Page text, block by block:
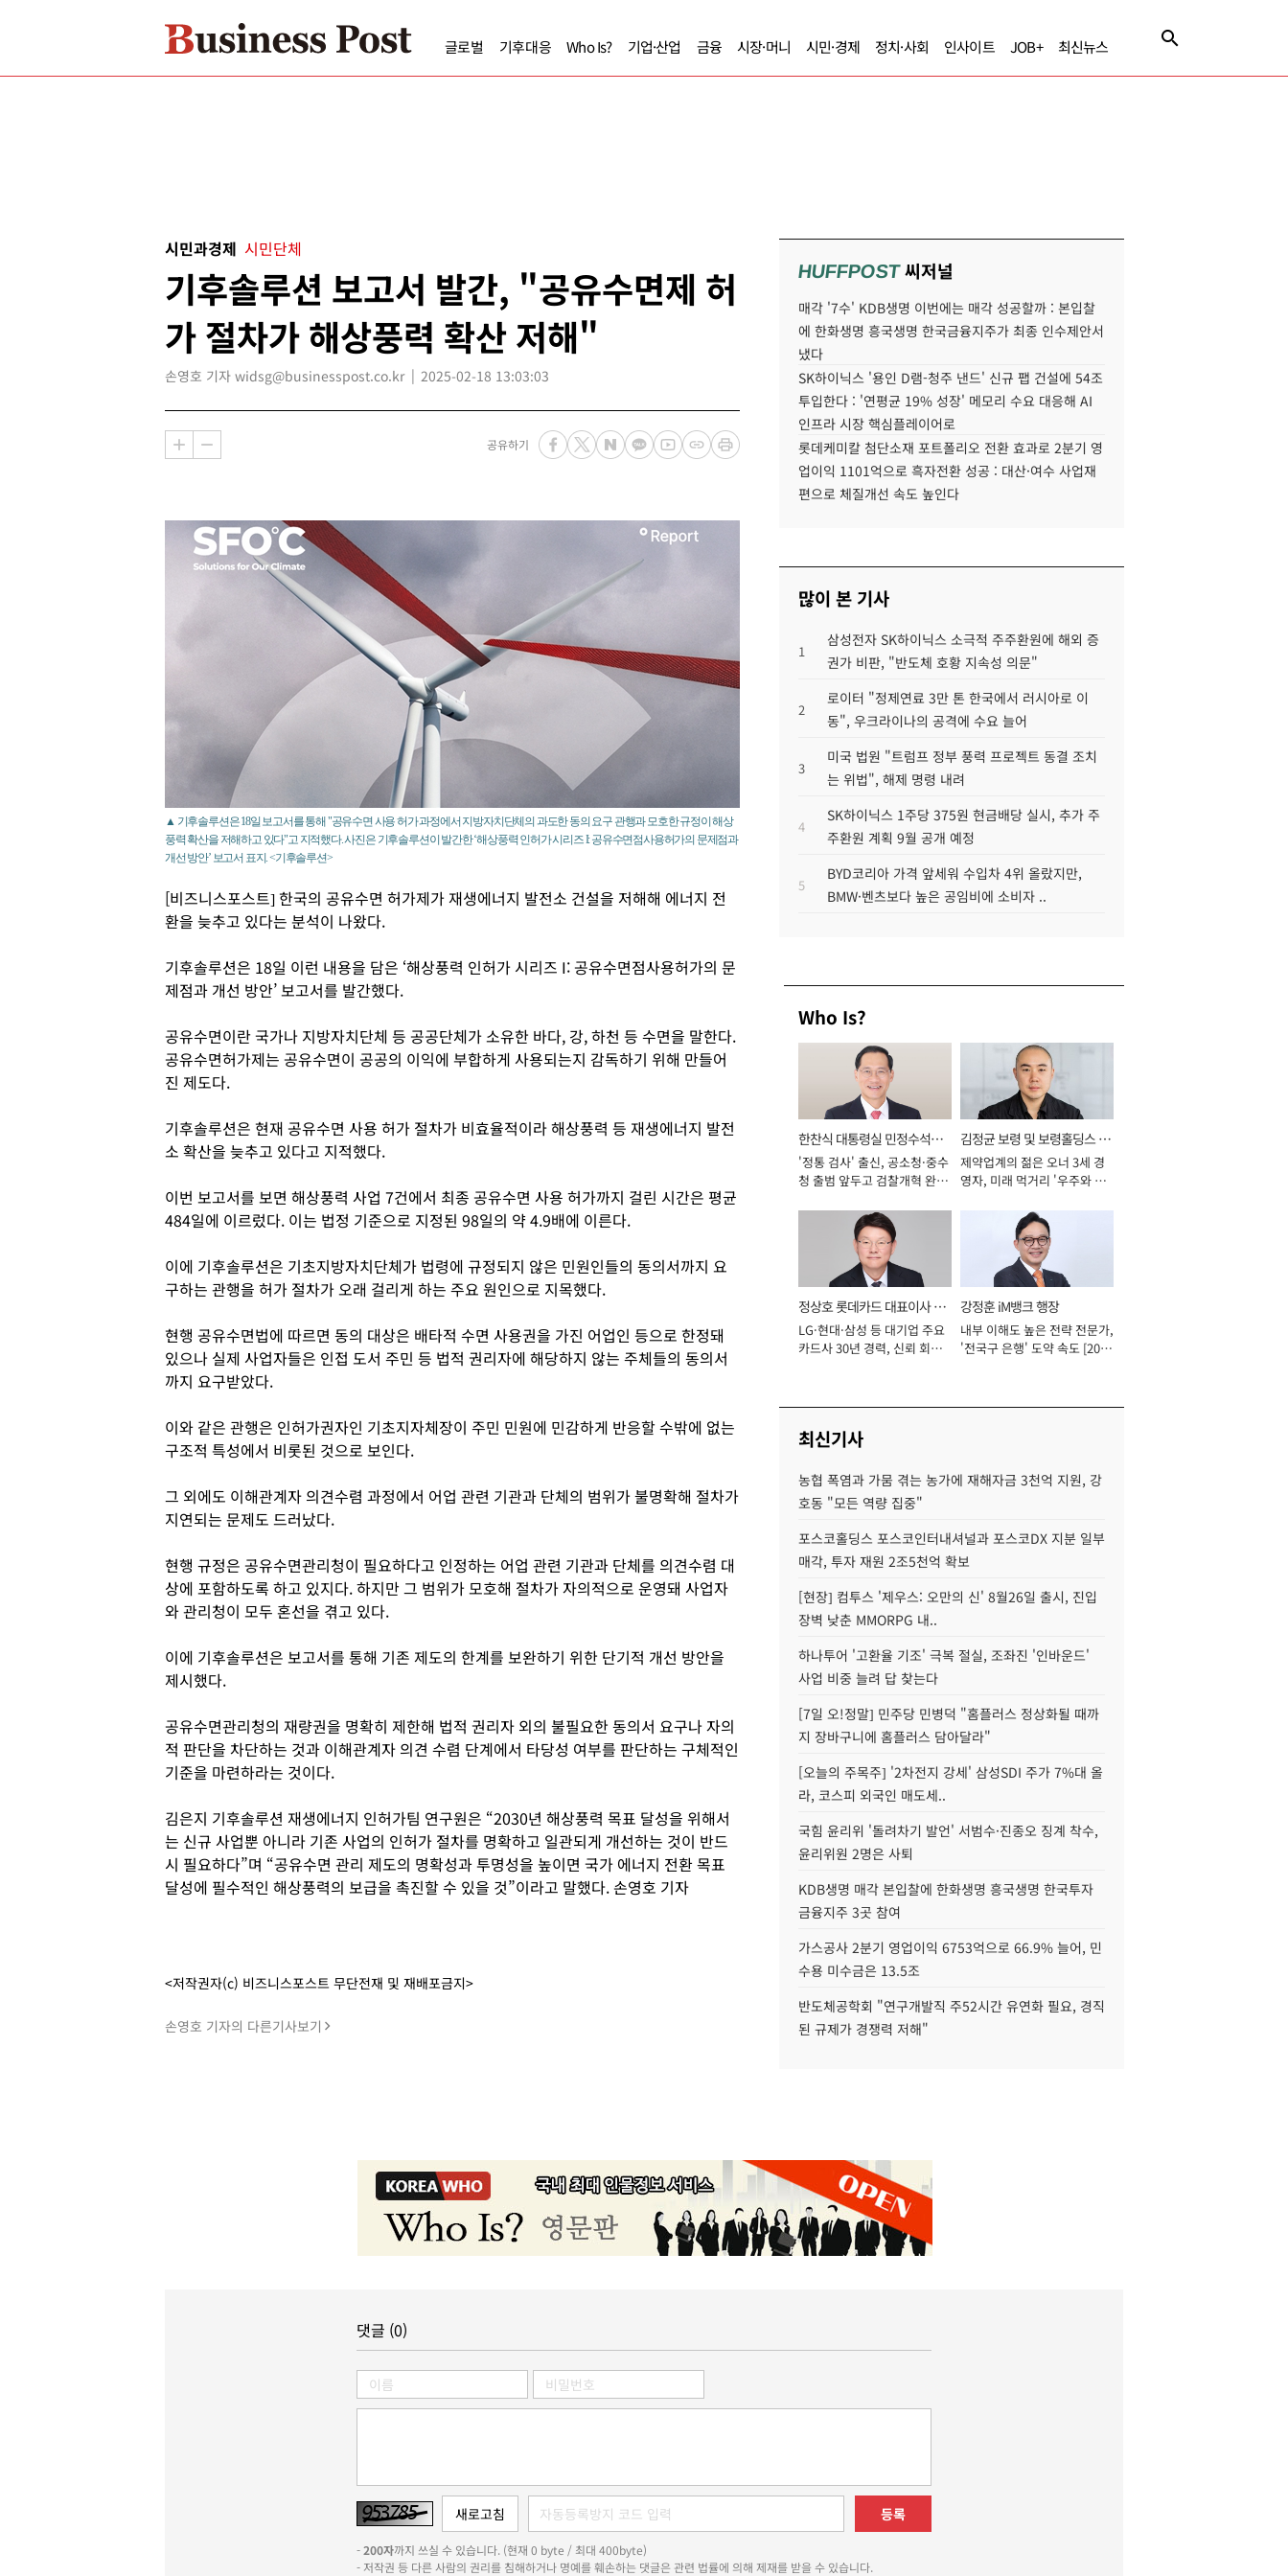
글로벌 기후대응 Who Is? 기업·산업 금융 시장·머니 시민·경제 정치·사회 인사이트 JOB+ 최신뉴스
시민과경제 시민단체
기후솔루션 보고서 발간, "공유수면제 허
가 절차가 해상풍력 확산 저해"
손영호 기자 widsg@businesspost.co.kr 2025-02-18 13:03:03
공유하기
▲ 기후솔루션은 18일 보고서를 통해 "공유수면 사용 허가 과정에서 지방자치단체의 과도한 동의 요구 관행과 모호한 규정이 해상
풍력 확산을 저해하고 있다"고 지적했다. 사진은 기후솔루션이 발간한 ‘해상풍력 인허가 시리즈 I: 공유수면점사용허가의 문제점과
개선 방안’ 보고서 표지. <기후솔루션>
[비즈니스포스트] 한국의 공유수면 허가제가 재생에너지 발전소 건설을 저해해 에너지 전
환을 늦추고 있다는 분석이 나왔다.
기후솔루션은 18일 이런 내용을 담은 ‘해상풍력 인허가 시리즈 I: 공유수면점사용허가의 문
제점과 개선 방안’ 보고서를 발간했다.
공유수면이란 국가나 지방자치단체 등 공공단체가 소유한 바다, 강, 하천 등 수면을 말한다.
공유수면허가제는 공유수면이 공공의 이익에 부합하게 사용되는지 감독하기 위해 만들어
진 제도다.
기후솔루션은 현재 공유수면 사용 허가 절차가 비효율적이라 해상풍력 등 재생에너지 발전
소 확산을 늦추고 있다고 지적했다.
이번 보고서를 보면 해상풍력 사업 7건에서 최종 공유수면 사용 허가까지 걸린 시간은 평균
484일에 이르렀다. 이는 법정 기준으로 지정된 98일의 약 4.9배에 이른다.
이에 기후솔루션은 기초지방자치단체가 법령에 규정되지 않은 민원인들의 동의서까지 요
구하는 관행을 허가 절차가 오래 걸리게 하는 주요 원인으로 지목했다.
현행 공유수면법에 따르면 동의 대상은 배타적 수면 사용권을 가진 어업인 등으로 한정돼
있으나 실제 사업자들은 인접 도서 주민 등 법적 권리자에 해당하지 않는 주체들의 동의서
까지 요구받았다.
이와 같은 관행은 인허가권자인 기초지자체장이 주민 민원에 민감하게 반응할 수밖에 없는
구조적 특성에서 비롯된 것으로 보인다.
그 외에도 이해관계자 의견수렴 과정에서 어업 관련 기관과 단체의 범위가 불명확해 절차가
지연되는 문제도 드러났다.
현행 규정은 공유수면관리청이 필요하다고 인정하는 어업 관련 기관과 단체를 의견수렴 대
상에 포함하도록 하고 있지다. 하지만 그 범위가 모호해 절차가 자의적으로 운영돼 사업자
와 관리청이 모두 혼선을 겪고 있다.
이에 기후솔루션은 보고서를 통해 기존 제도의 한계를 보완하기 위한 단기적 개선 방안을
제시했다.
공유수면관리청의 재량권을 명확히 제한해 법적 권리자 외의 불필요한 동의서 요구나 자의
적 판단을 차단하는 것과 이해관계자 의견 수렴 단계에서 타당성 여부를 판단하는 구체적인
기준을 마련하라는 것이다.
김은지 기후솔루션 재생에너지 인허가팀 연구원은 “2030년 해상풍력 목표 달성을 위해서
는 신규 사업뿐 아니라 기존 사업의 인허가 절차를 명확하고 일관되게 개선하는 것이 반드
시 필요하다”며 “공유수면 관리 제도의 명확성과 투명성을 높이면 국가 에너지 전환 목표
달성에 필수적인 해상풍력의 보급을 촉진할 수 있을 것”이라고 말했다. 손영호 기자
<저작권자(c) 비즈니스포스트 무단전재 및 재배포금지>
손영호 기자의 다른기사보기
HUFFPOST씨저널
매각 '7수' KDB생명 이번에는 매각 성공할까 : 본입찰
에 한화생명 흥국생명 한국금융지주가 최종 인수제안서
냈다
SK하이닉스 '용인 D램-청주 낸드' 신규 팹 건설에 54조
투입한다 : '연평균 19% 성장' 메모리 수요 대응해 AI
인프라 시장 핵심플레이어로
롯데케미칼 첨단소재 포트폴리오 전환 효과로 2분기 영
업이익 1101억으로 흑자전환 성공 : 대산·여수 사업재
편으로 체질개선 속도 높인다
많이 본 기사
1
삼성전자 SK하이닉스 소극적 주주환원에 해외 증
권가 비판, "반도체 호황 지속성 의문"
2
로이터 "정제연료 3만 톤 한국에서 러시아로 이
동", 우크라이나의 공격에 수요 늘어
3
미국 법원 "트럼프 정부 풍력 프로젝트 동결 조치
는 위법", 해제 명령 내려
4
SK하이닉스 1주당 375원 현금배당 실시, 추가 주
주환원 계획 9월 공개 예정
5
BYD코리아 가격 앞세워 수입차 4위 올랐지만,
BMW·벤츠보다 높은 공임비에 소비자 ..
Who Is?
한찬식 대통령실 민정수석비
서관
'정통 검사' 출신, 공소청·중수
청 출범 앞두고 검찰개혁 완수
김정균 보령 및 보령홀딩스 대
표이사 사장
제약업계의 젊은 오너 3세 경
영자, 미래 먹거리 '우주와 헬
정상호 롯데카드 대표이사 사
장
LG·현대·삼성 등 대기업 주요
카드사 30년 경력, 신뢰 회복
강정훈 iM뱅크 행장
내부 이해도 높은 전략 전문가,
'전국구 은행' 도약 속도 [2026
최신기사
농협 폭염과 가뭄 겪는 농가에 재해자금 3천억 지원, 강
호동 "모든 역량 집중"
포스코홀딩스 포스코인터내셔널과 포스코DX 지분 일부
매각, 투자 재원 2조5천억 확보
[현장] 컴투스 '제우스: 오만의 신' 8월26일 출시, 진입
장벽 낮춘 MMORPG 내..
하나투어 '고환율 기조' 극복 절실, 조좌진 '인바운드'
사업 비중 늘려 답 찾는다
[7일 오!정말] 민주당 민병덕 "홈플러스 정상화될 때까
지 장바구니에 홈플러스 담아달라"
[오늘의 주목주] '2차전지 강세' 삼성SDI 주가 7%대 올
라, 코스피 외국인 매도세..
국힘 윤리위 '돌려차기 발언' 서범수·진종오 징계 착수,
윤리위원 2명은 사퇴
KDB생명 매각 본입찰에 한화생명 흥국생명 한국투자
금융지주 3곳 참여
가스공사 2분기 영업이익 6753억으로 66.9% 늘어, 민
수용 미수금은 13.5조
반도체공학회 "연구개발직 주52시간 유연화 필요, 경직
된 규제가 경쟁력 저해"
댓글 (0)
등록
-200자까지 쓰실 수 있습니다. (현재 0 byte / 최대 400byte)
- 저작권 등 다른 사람의 권리를 침해하거나 명예를 훼손하는 댓글은 관련 법률에 의해 제재를 받을 수 있습니다.